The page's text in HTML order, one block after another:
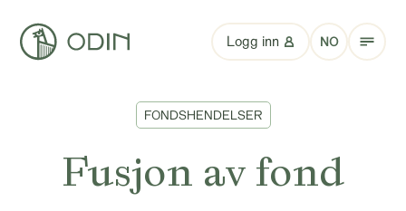
Logg inn NO
FONDSHENDELSER
Fusjon av fond